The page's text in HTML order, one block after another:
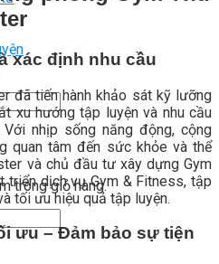
trong giỏ hàng.
xác định nhu cầu
đã tiến hành khảo sát kỹ lưỡng
xu hướng tập luyện và nhu cầu
nhịp sống năng động, cộng
quan tâm đến sức khỏe và thể
và chủ đầu tư xây dựng Gym
dịch vụ Gym & Fitness, tập
tối ưu hiệu quả tập luyện.
ưu – Đảm bảo sự tiện